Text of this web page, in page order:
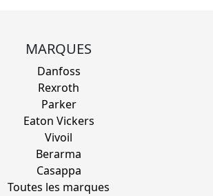
MARQUES
Danfoss
Rexroth
Parker
Eaton Vickers
Vivoil
Berarma
Casappa
Toutes les marques